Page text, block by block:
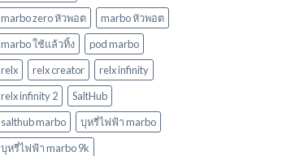
marbo zero หัวพอต
marbo หัวพอต
marbo ใช้แล้วทิ้ง
pod marbo
relx
relx creator
relx infinity
relx infinity 2
SaltHub
salthub marbo
บุหรี่ไฟฟ้า marbo
บุหรี่ไฟฟ้า marbo 9k